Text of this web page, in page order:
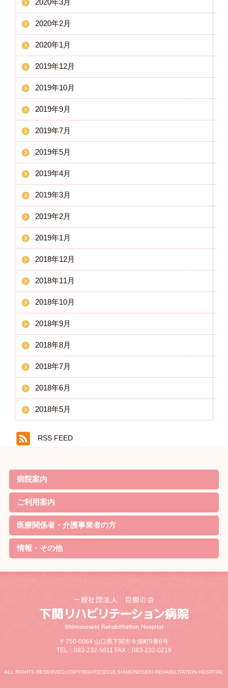
2020年3月
2020年2月
2020年1月
2019年12月
2019年10月
2019年9月
2019年7月
2019年5月
2019年4月
2019年3月
2019年2月
2019年1月
2018年12月
2018年11月
2018年10月
2018年9月
2018年8月
2018年7月
2018年6月
2018年5月
RSS FEED
病院案内
院長ごあいさつ
基本理念・基本方針
患者様の権利と責務・子ども憲章
病院機能評価の認定
概要・沿革
当院の特徴
診療案内
病院実績
職員体制・部門紹介
対象疾患
ご利用案内
リハビリのご案内
外来について
家族教室
定期便
入院について
お見舞いの方
院内無料Wi-Fi利用規約
医療関係者・介護事業者の方
資格取得
リハビリ最新機器
学会発表
情報・その他
待機状況
新着情報
採用情報
交通アクセス
リンク
サイトマップ
個人情報の取り扱いについて
お問合せ・ご相談
病院ソーシャルメディア運用規程
お知らせ
研究情報の公開について
〒750-0064 山口県下関市今浦町9番6号
TEL：083-232-5811 FAX：083-232-0219
ALL RIGHTS RESERVED,COPYRIGHT(C)2018,SHIMONOSEKI REHABILITATION HOSPITAL